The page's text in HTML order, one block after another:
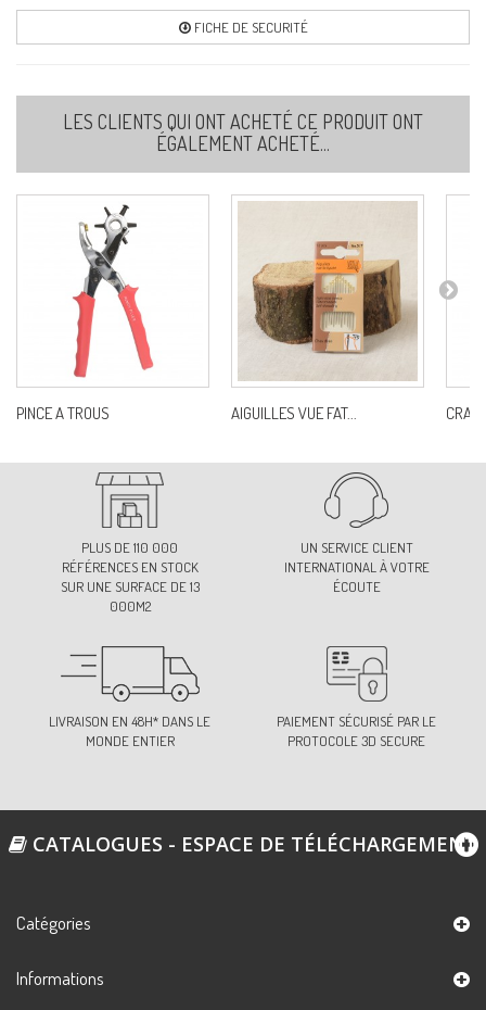
FICHE DE SECURITÉ
LES CLIENTS QUI ONT ACHETÉ CE PRODUIT ONT
ÉGALEMENT ACHETÉ...
PINCE A TROUS AIGUILLES VUE FAT...
PLUS DE 110 000
RÉFÉRENCES EN STOCK
SUR UNE SURFACE DE 13
000M2
UN SERVICE CLIENT
INTERNATIONAL À VOTRE
ÉCOUTE
LIVRAISON EN 48H* DANS LE
MONDE ENTIER
PAIEMENT SÉCURISÉ PAR LE
PROTOCOLE 3D SECURE
CATALOGUES - ESPACE DE TÉLÉCHARGEMENT
Catégories
Informations